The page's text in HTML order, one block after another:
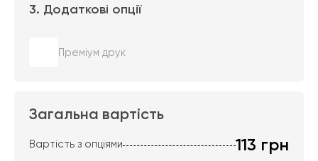
3. Додаткові опції
Преміум друк
Загальна вартість
Вартість з опціями 113 грн